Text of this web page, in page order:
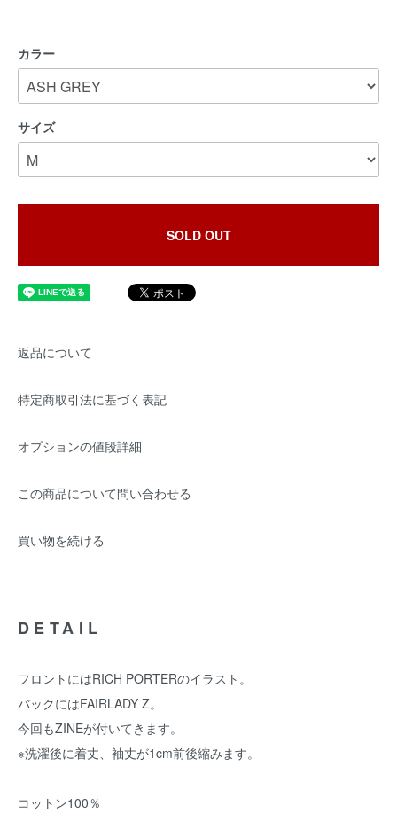
カラー
サイズ
SOLD OUT
返品について
特定商取引法に基づく表記
オプションの値段詳細
この商品について問い合わせる
買い物を続ける
DETAIL
フロントにはRICH PORTERのイラスト。
バックにはFAIRLADY Z。
今回もZINEが付いてきます。
※洗濯後に着丈、袖丈が1cm前後縮みます。
コットン100％